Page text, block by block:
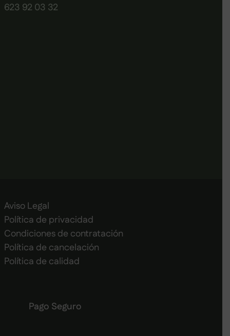
623 92 03 32
Aviso Legal
Política de privacidad
Condiciones de contratación
Política de cancelación
Política de calidad
Pago Seguro